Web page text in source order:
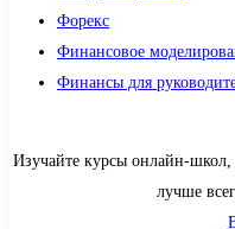
Форекс
Финансовое
Финансы для
Изучайте курсы онлайн-школ,
лучше